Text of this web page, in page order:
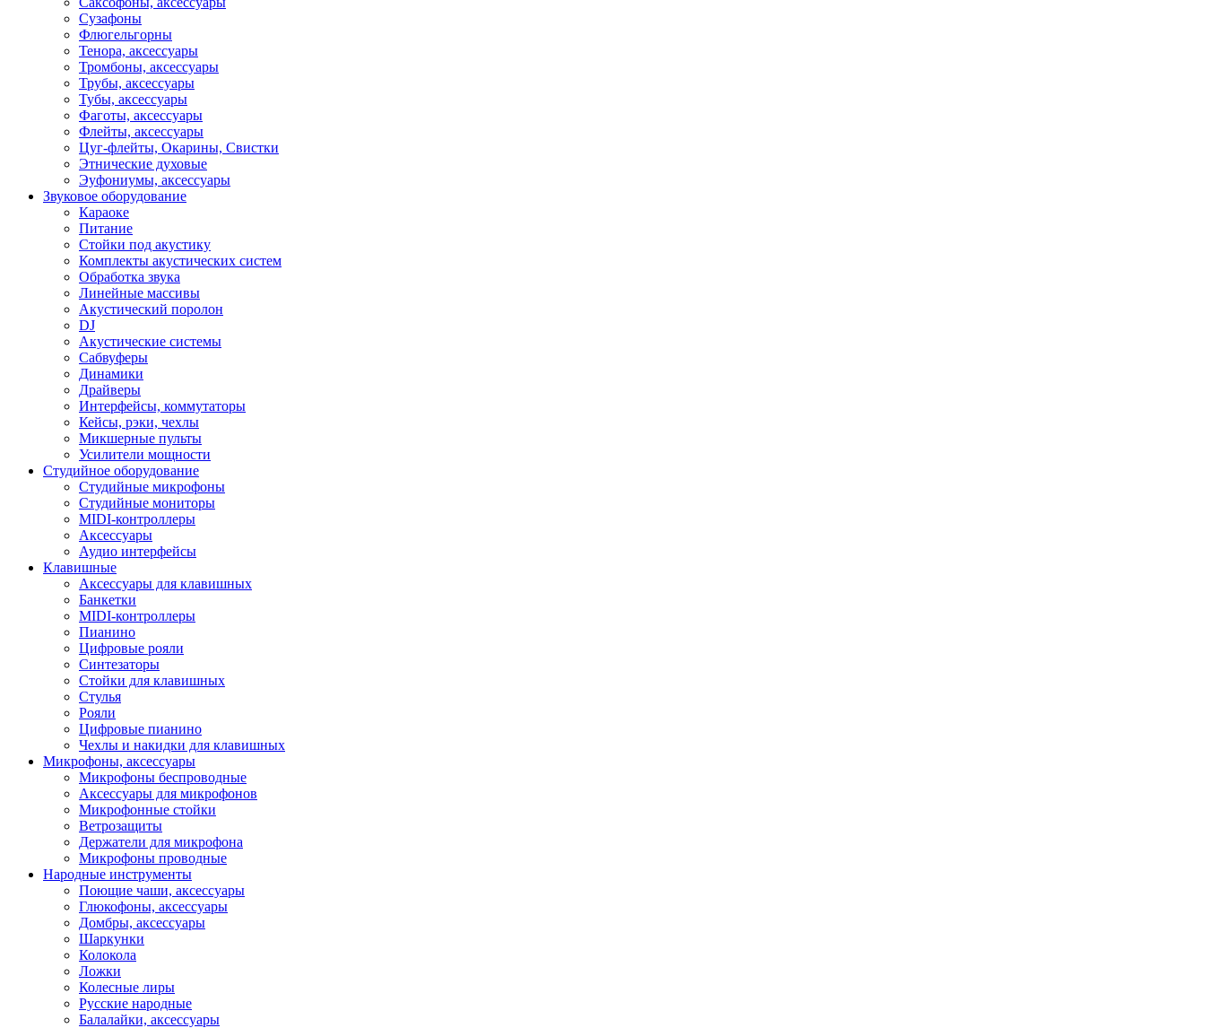
Сузафоны
Флюгельгорны
Тенора, аксессуары
Тромбоны, аксессуары
Трубы, аксессуары
Тубы, аксессуары
Фаготы, аксессуары
Флейты, аксессуары
Цуг-флейты, Окарины, Свистки
Этнические духовые
Эуфониумы, аксессуары
Звуковое оборудование
Караоке
Питание
Стойки под акустику
Комплекты акустических систем
Обработка звука
Линейные массивы
Акустический поролон
DJ
Акустические системы
Сабвуферы
Динамики
Драйверы
Интерфейсы, коммутаторы
Кейсы, рэки, чехлы
Микшерные пульты
Усилители мощности
Студийное оборудование
Студийные микрофоны
Студийные мониторы
MIDI-контроллеры
Аксессуары
Аудио интерфейсы
Клавишные
Аксессуары для клавишных
Банкетки
MIDI-контроллеры
Пианино
Цифровые рояли
Синтезаторы
Стойки для клавишных
Стулья
Рояли
Цифровые пианино
Чехлы и накидки для клавишных
Микрофоны, аксессуары
Микрофоны беспроводные
Аксессуары для микрофонов
Микрофонные стойки
Ветрозащиты
Держатели для микрофона
Микрофоны проводные
Народные инструменты
Поющие чаши, аксессуары
Глюкофоны, аксессуары
Домбры, аксессуары
Шаркунки
Колокола
Ложки
Колесные лиры
Русские народные
Балалайки, аксессуары